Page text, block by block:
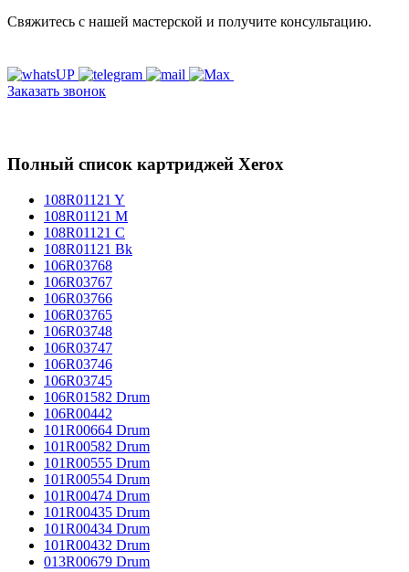
Свяжитесь с нашей мастерской и получите консультацию.
Заказать звонок
Полный список картриджей Xerox
108R01121 Y
108R01121 M
108R01121 C
108R01121 Bk
106R03768
106R03767
106R03766
106R03765
106R03748
106R03747
106R03746
106R03745
106R01582 Drum
106R00442
101R00664 Drum
101R00582 Drum
101R00555 Drum
101R00554 Drum
101R00474 Drum
101R00435 Drum
101R00434 Drum
101R00432 Drum
013R00679 Drum